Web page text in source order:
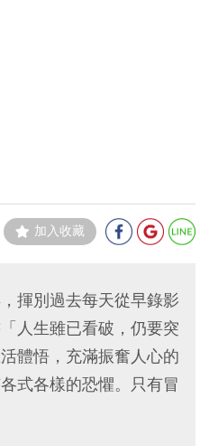
加入收藏
揮別過去每天從早錄影
人生雖已看破，仍要突
體悟，充滿振奮人心的
式各樣的恐懼。只有冒